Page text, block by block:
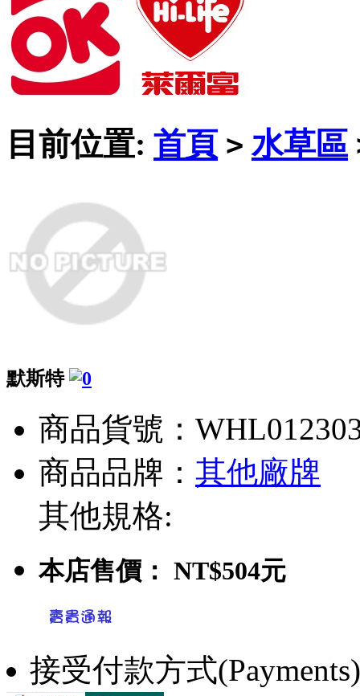
目前位置: 首頁 > 水草區
默斯特
商品貨號：
商品品牌： 其他廠牌
其他規格:
本店售價： NT$504元
接受付款方式